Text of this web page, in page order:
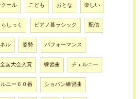
ール こども おとな 楽しい
らしっく ピアノ暮ラシック 配信
ル 姿勢 パフォーマンス
全国大会入賞 練習曲 チェルニー
ニー６０番 ショパン練習曲